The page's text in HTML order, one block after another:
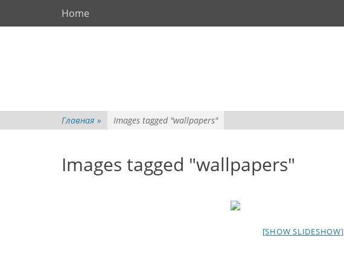
Перейти
Основное меню
Home
Главная » Images tagged "wallpapers"
Images tagged "wallpapers"
[SHOW SLIDESHOW]